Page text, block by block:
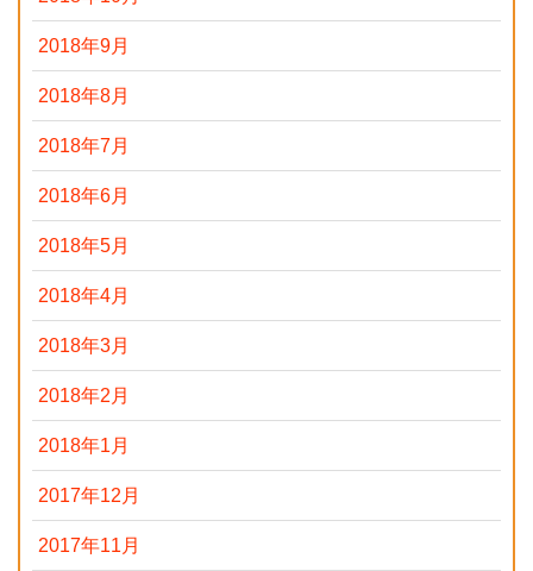
2018年9月
2018年8月
2018年7月
2018年6月
2018年5月
2018年4月
2018年3月
2018年2月
2018年1月
2017年12月
2017年11月